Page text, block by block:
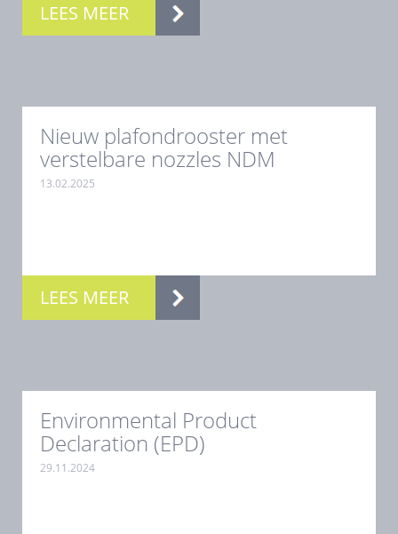
LEES MEER
Nieuw plafondrooster met
verstelbare nozzles NDM
13.02.2025
LEES MEER
Environmental Product
Declaration (EPD)
29.11.2024